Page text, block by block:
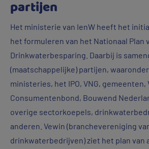
partijen
Het ministerie van IenW heeft het
het formuleren van het Nationaal Plan
Drinkwaterbesparing. Daarbij is
(maatschappelijke) partijen,
ministeries, het IPO, VNG, gemeenten,
Consumentenbond, Bouwend
overige sectorkoepels,
anderen. Vewin (branchevereniging
drinkwaterbedrijven) ziet het plan van